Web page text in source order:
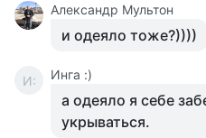
Александр Мультон
и одеяло тоже?))))
И: Инга :)
а одеяло я себе
укрываться.